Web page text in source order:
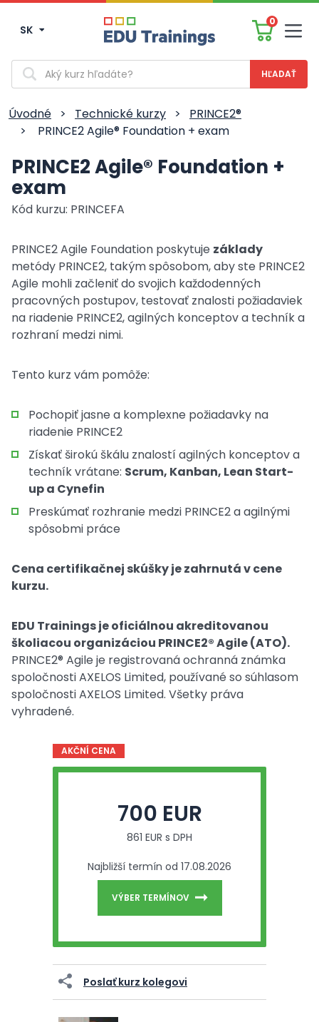
SK
0
Vyhľadávanie
Úvodné > Technické kurzy >
PRINCE2®
>
PRINCE2 Agile® Foundation + exam
PRINCE2 Agile® Foundation +
exam
Kód kurzu: PRINCEFA
PRINCE2 Agile Foundation poskytuje základy
metódy PRINCE2, takým spôsobom, aby ste PRINCE2
Agile mohli začleniť do svojich každodenných
pracovných postupov, testovať znalosti požiadaviek
na riadenie PRINCE2, agilných konceptov a techník a
rozhraní medzi nimi.
Tento kurz vám pomôže:
Pochopiť jasne a komplexne požiadavky na
riadenie PRINCE2
Získať širokú škálu znalostí agilných konceptov a
techník vrátane: Scrum, Kanban, Lean Start-
up a Cynefin
Preskúmať rozhranie medzi PRINCE2 a agilnými
spôsobmi práce
Cena certifikačnej skúšky je zahrnutá v cene
kurzu.
EDU Trainings je oficiálnou akreditovanou
školiacou organizáciou PRINCE2® Agile (ATO).
PRINCE2® Agile je registrovaná ochranná známka
spoločnosti AXELOS Limited, používané so súhlasom
spoločnosti AXELOS Limited. Všetky práva
vyhradené.
AKČNÍ CENA
700 EUR
861 EUR s DPH
Najbližší termín od 17.08.2026
VÝBER TERMÍNOV
Poslať kurz kolegovi